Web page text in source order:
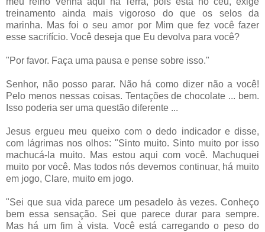
treinamento ainda mais vigoroso do que os selos da
marinha. Mas foi o seu amor por Mim que fez você fazer
esse sacrifício. Você deseja que Eu devolva para você?
"Por favor. Faça uma pausa e pense sobre isso."
Senhor, não posso parar. Não há como dizer não a você!
Pelo menos nessas coisas. Tentações de chocolate ... bem.
Isso poderia ser uma questão diferente ...
Jesus ergueu meu queixo com o dedo indicador e disse,
com lágrimas nos olhos: "Sinto muito. Sinto muito por isso
machucá-la muito. Mas estou aqui com você. Machuquei
muito por você. Mas todos nós devemos continuar, há muito
em jogo, Clare, muito em jogo.
"Sei que sua vida parece um pesadelo às vezes. Conheço
bem essa sensação. Sei que parece durar para sempre.
Mas há um fim à vista. Você está carregando o peso do